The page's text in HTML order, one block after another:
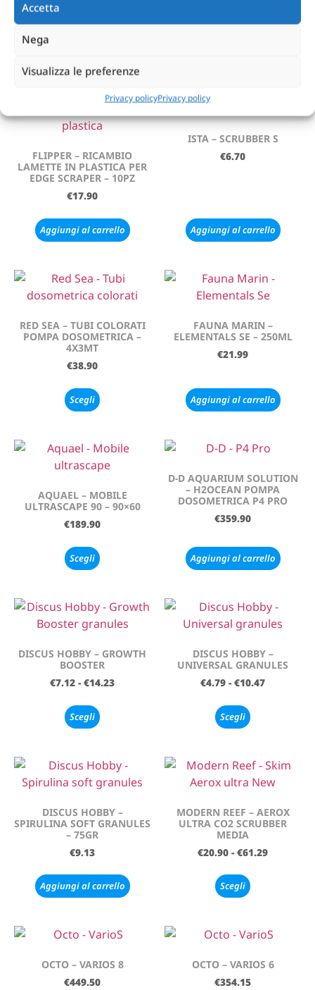
Accetta
Nega
Visualizza le preferenze
Privacy policyPrivacy policy
BABY – 40GR
€6.14
FLIPPER – RICAMBIO
LAMETTE IN PLASTICA PER
EDGE SCRAPER – 10PZ
€17.90
Aggiungi al carrello
ISTA – SCRUBBER S
€6.70
Aggiungi al carrello
RED SEA – TUBI COLORATI
POMPA DOSOMETRICA –
4X3MT
€38.90
Scegli
FAUNA MARIN –
ELEMENTALS SE – 250ML
€21.99
Aggiungi al carrello
AQUAEL – MOBILE
ULTRASCAPE 90 – 90×60
€189.90
Scegli
D-D AQUARIUM SOLUTION
– H2OCEAN POMPA
DOSOMETRICA P4 PRO
€359.90
Aggiungi al carrello
DISCUS HOBBY – GROWTH
BOOSTER
€7.12 - €14.23
Scegli
DISCUS HOBBY –
UNIVERSAL GRANULES
€4.79 - €10.47
Scegli
DISCUS HOBBY –
SPIRULINA SOFT GRANULES
– 75GR
€9.13
Aggiungi al carrello
MODERN REEF – AEROX
ULTRA CO2 SCRUBBER
MEDIA
€20.90 - €61.29
Scegli
OCTO – VARIOS 8
€449.50
OCTO – VARIOS 6
€354.15